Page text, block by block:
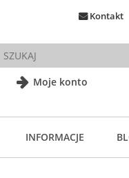
Moje konto
Kontakt
INFORMACJE